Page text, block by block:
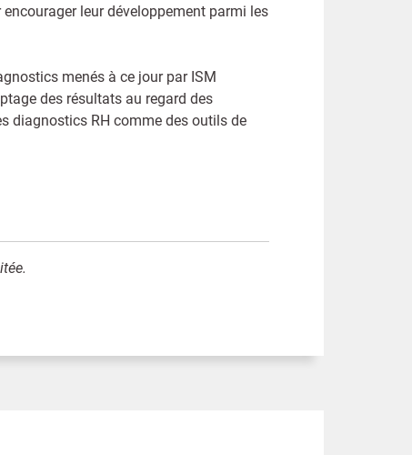
encourager leur développement parmi les
menés à ce jour par ISM
des résultats au regard des
diagnostics RH comme des outils de